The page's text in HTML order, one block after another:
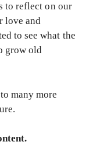
to reflect on our
love and
to see what the
grow old
many more